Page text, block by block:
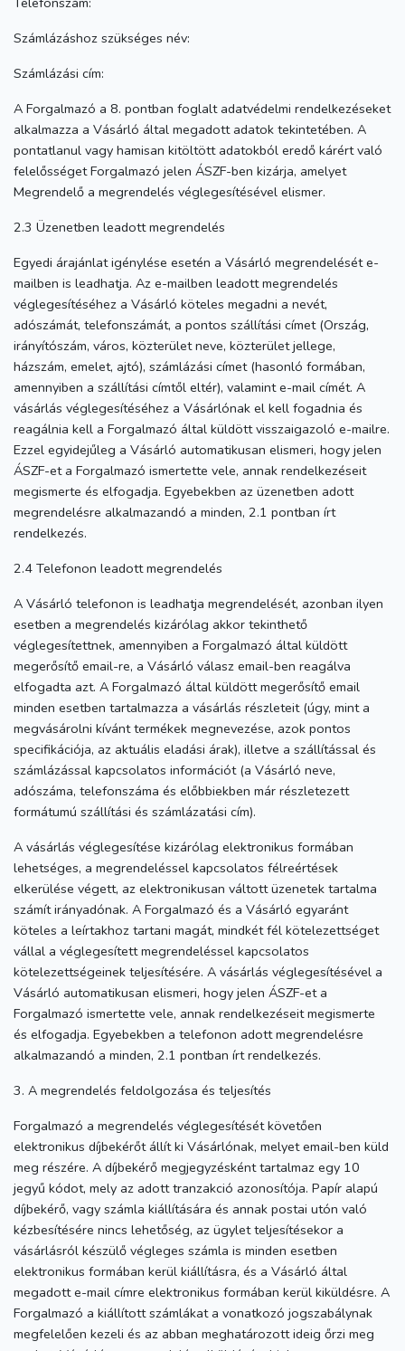
Számlázáshoz szükséges név:
Számlázási cím:
A Forgalmazó a 8. pontban foglalt adatvédelmi rendelkezéseket
alkalmazza a Vásárló által megadott adatok tekintetében. A
pontatlanul vagy hamisan kitöltött adatokból eredő kárért való
felelősséget Forgalmazó jelen ÁSZF-ben kizárja, amelyet
Megrendelő a megrendelés véglegesítésével elismer.
2.3 Üzenetben leadott megrendelés
Egyedi árajánlat igénylése esetén a Vásárló megrendelését e-
mailben is leadhatja. Az e-mailben leadott megrendelés
véglegesítéséhez a Vásárló köteles megadni a nevét,
adószámát, telefonszámát, a pontos szállítási címet (Ország,
irányítószám, város, közterület neve, közterület jellege,
házszám, emelet, ajtó), számlázási címet (hasonló formában,
amennyiben a szállítási címtől eltér), valamint e-mail címét. A
vásárlás véglegesítéséhez a Vásárlónak el kell fogadnia és
reagálnia kell a Forgalmazó által küldött visszaigazoló e-mailre.
Ezzel egyidejűleg a Vásárló automatikusan elismeri, hogy jelen
ÁSZF-et a Forgalmazó ismertette vele, annak rendelkezéseit
megismerte és elfogadja. Egyebekben az üzenetben adott
megrendelésre alkalmazandó a minden, 2.1 pontban írt
rendelkezés.
2.4 Telefonon leadott megrendelés
A Vásárló telefonon is leadhatja megrendelését, azonban ilyen
esetben a megrendelés kizárólag akkor tekinthető
véglegesítettnek, amennyiben a Forgalmazó által küldött
megerősítő email-re, a Vásárló válasz email-ben reagálva
elfogadta azt. A Forgalmazó által küldött megerősítő email
minden esetben tartalmazza a vásárlás részleteit (úgy, mint a
megvásárolni kívánt termékek megnevezése, azok pontos
specifikációja, az aktuális eladási árak), illetve a szállítással és
számlázással kapcsolatos információt (a Vásárló neve,
adószáma, telefonszáma és előbbiekben már részletezett
formátumú szállítási és számlázatási cím).
A vásárlás véglegesítése kizárólag elektronikus formában
lehetséges, a megrendeléssel kapcsolatos félreértések
elkerülése végett, az elektronikusan váltott üzenetek tartalma
számít irányadónak. A Forgalmazó és a Vásárló egyaránt
köteles a leírtakhoz tartani magát, mindkét fél kötelezettséget
vállal a véglegesített megrendeléssel kapcsolatos
kötelezettségeinek teljesítésére. A vásárlás véglegesítésével a
Vásárló automatikusan elismeri, hogy jelen ÁSZF-et a
Forgalmazó ismertette vele, annak rendelkezéseit megismerte
és elfogadja. Egyebekben a telefonon adott megrendelésre
alkalmazandó a minden, 2.1 pontban írt rendelkezés.
3. A megrendelés feldolgozása és teljesítés
Forgalmazó a megrendelés véglegesítését követően
elektronikus díjbekérőt állít ki Vásárlónak, melyet email-ben küld
meg részére. A díjbekérő megjegyzésként tartalmaz egy 10
jegyű kódot, mely az adott tranzakció azonosítója. Papír alapú
díjbekérő, vagy számla kiállítására és annak postai utón való
kézbesítésére nincs lehetőség, az ügylet teljesítésekor a
vásárlásról készülő végleges számla is minden esetben
elektronikus formában kerül kiállításra, és a Vásárló által
megadott e-mail címre elektronikus formában kerül kiküldésre. A
Forgalmazó a kiállított számlákat a vonatkozó jogszabálynak
megfelelően kezeli és az abban meghatározott ideig őrzi meg